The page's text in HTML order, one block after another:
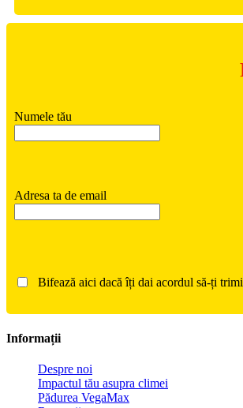
Numele tău
Adresa ta de email
Bifează aici dacă îți dai acordul să-ți
Informații
Despre noi
Impactul tău asupra climei
Pădurea VegaMax